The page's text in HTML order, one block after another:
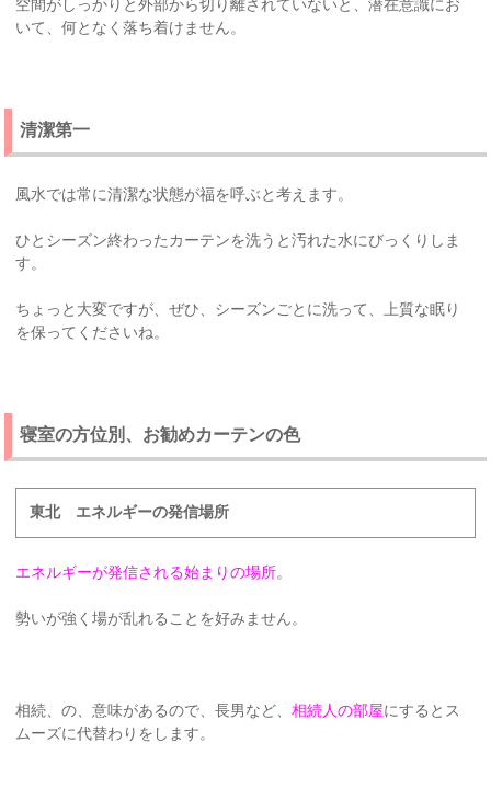
空間がしっかりと外部から切り離されていないと、潜在意識にお
いて、何となく落ち着けません。
清潔第一
風水では常に清潔な状態が福を呼ぶと考えます。
ひとシーズン終わったカーテンを洗うと汚れた水にびっくりしま
す。
ちょっと大変ですが、ぜひ、シーズンごとに洗って、上質な眠り
を保ってくださいね。
寝室の方位別、お勧めカーテンの色
東北 エネルギーの発信場所
エネルギーが発信される始まりの場所。
勢いが強く場が乱れることを好みません。
相続、の、意味があるので、長男など、相続人の部屋にするとス
ムーズに代替わりをします。